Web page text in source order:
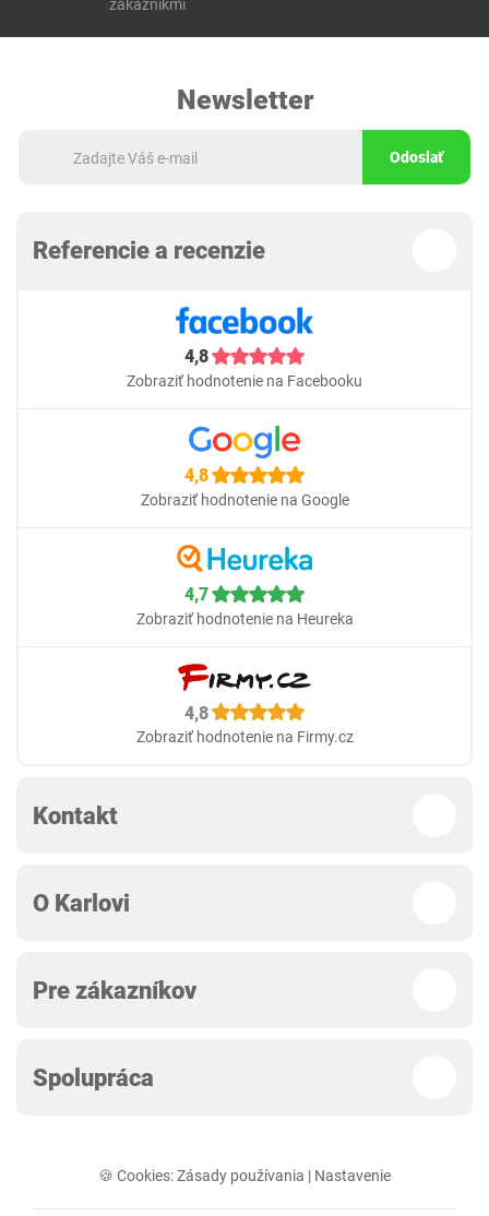
zákazníkmi
Newsletter
Odoslať
Referencie a recenzie
4,8
Zobraziť hodnotenie na Facebooku
4,8
Zobraziť hodnotenie na Google
4,7
Zobraziť hodnotenie na Heureka
4,8
Zobraziť hodnotenie na Firmy.cz
Kontakt
O Karlovi
Pre zákazníkov
Spolupráca
🍪 Cookies:Zásady používania | Nastavenie